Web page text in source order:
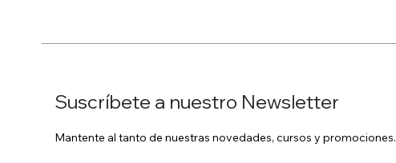
Suscríbete a nuestro Newsletter
Mantente al tanto de nuestras novedades, cursos y promociones.